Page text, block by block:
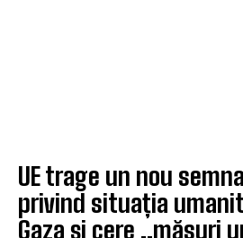
UE trage un nou
privind situația
Gaza și cere „măsuri